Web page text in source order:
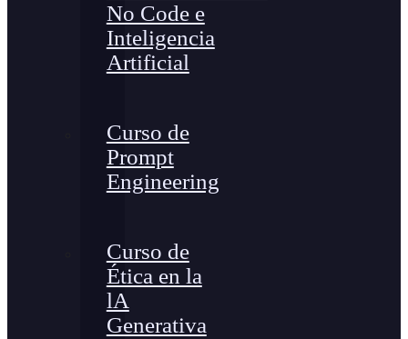
No Code e
Inteligencia
Artificial
Curso de
Prompt
Engineering
Curso de
Ética en la
lA
Generativa